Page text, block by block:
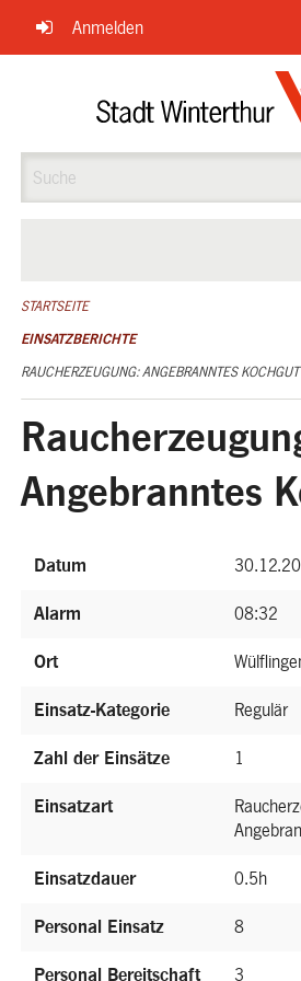
Navigation
überspringen
Anmelden
ÜBER UNS
STARTSEITE
EINSATZBERICHTE
RAUCHERZEUGUNG: ANGEBRANNTES KOCHGUT
Angebranntes
Datum
Alarm 08:32
Ort
Einsatz-Kategorie Regulär
Zahl der Einsätze 1
Einsatzart
Einsatzdauer 0.5h
Personal Einsatz 8
Personal Bereitschaft 3